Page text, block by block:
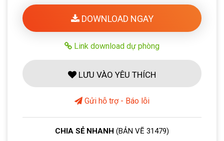
DOWNLOAD NGAY
Link download dự phòng
LƯU VÀO YÊU THÍCH
Gửi hỗ trợ - Báo lỗi
CHIA SẺ NHANH (BẢN VẼ 31479)